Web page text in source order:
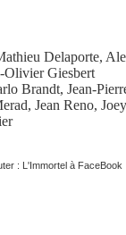
Delaporte,
Olivier Giesbert
Brandt,Jean-
,Jean Reno,